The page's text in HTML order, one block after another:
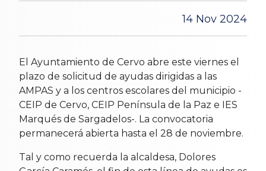
14 Nov 2024
El Ayuntamiento de Cervo abre este viernes el
plazo de solicitud de ayudas dirigidas a las
AMPAS y a los centros escolares del municipio -
CEIP de Cervo, CEIP Península de la Paz e IES
Marqués de Sargadelos-. La convocatoria
permanecerá abierta hasta el 28 de noviembre.
Tal y como recuerda la alcaldesa, Dolores